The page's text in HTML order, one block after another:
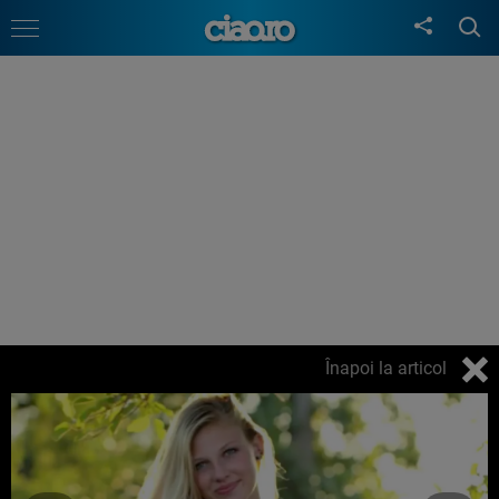
Înapoi la articol